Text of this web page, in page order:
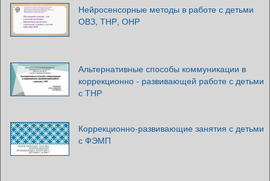
Нейросенсорные методы в работе с детьми
ОВЗ, ТНР, ОНР
Альтернативные способы коммуникации в
коррекционно - развивающей работе с детьми
с ТНР
Коррекционно-развивающие занятия с детьми
с ФЭМП